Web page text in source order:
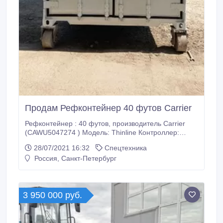
Продам Рефконтейнер 40 футов Carrier
Рефконтейнер : 40 футов, производитель Carrier
(CAWU5047274 ) Модель: Thinline Контроллер:
Год выпуска: 2003 (без пробега по России)
Температурный режим: от -25 до +25 градусов Тип
28/07/2021 16:32
Спецтехника
Россия, Санкт-Петербург
3 950 000 руб.